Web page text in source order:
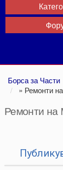
Борса за Части
» Ремонти
Ремонти на